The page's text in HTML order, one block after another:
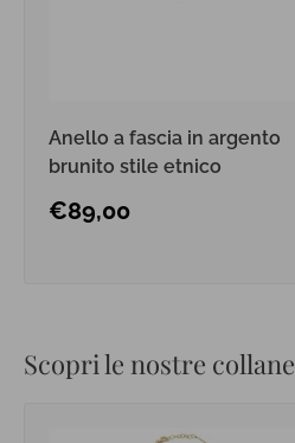
Anello a fascia in argento
brunito stile etnico
Prezzo
€89,00
Scopri le nostre collane